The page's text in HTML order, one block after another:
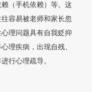
（手机依赖）等。这
容易被老师和家长忽
理问题具有自我贬抑
理疾病，出现自残、
行心理疏导。